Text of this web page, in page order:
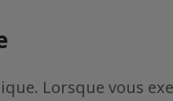
Lorsque vous